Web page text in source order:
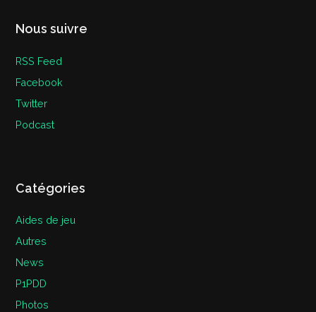
Nous suivre
RSS Feed
Facebook
Twitter
Podcast
Catégories
Aides de jeu
Autres
News
P1PDD
Photos